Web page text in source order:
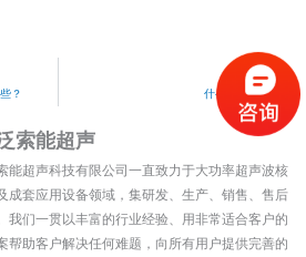
？
下一个
什么是声阻抗？
索能超声
能超声科技有限公司一直致力于大功率超声波核
成套应用设备领域，集研发、生产、销售、售后
我们一贯以丰富的行业经验、用非常适合客户的
帮助客户解决任何难题，向所有用户提供完善的